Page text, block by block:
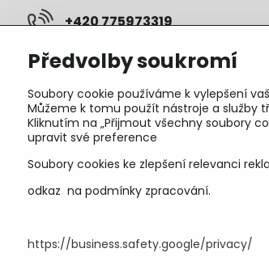
+420 775973319
pepunakup​@gmail​.com
Objednávky
Stav objednávky
Předvolby soukromí
Soubory cookie používáme k vylepšení
Můžeme k tomu použít nástroje a služby
Kliknutím na „Přijmout všechny soubory
upravit své preference
Soubory cookies ke zlepšení relevanci
odkaz na podmínky zpracování.
https://business.safety.google/privacy/